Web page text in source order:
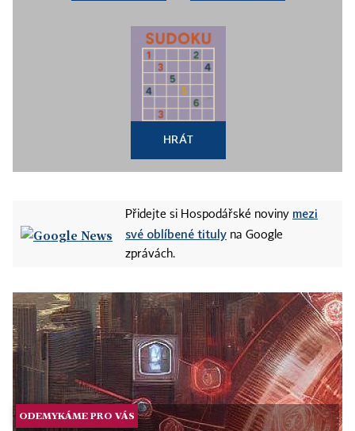
HRÁT
Přidejte si Hospodářské noviny mezi
své oblíbené tituly na Google
zprávách.
ODEMYKÁME PRO VÁS